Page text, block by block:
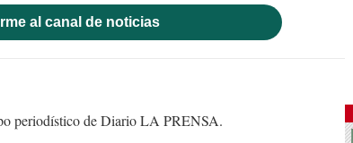
al canal de noticias
periodístico de Diario LA PRENSA.